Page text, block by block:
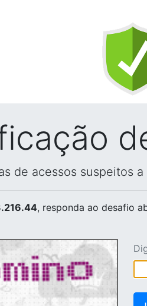
de acessos suspeitos
, responda ao desafio